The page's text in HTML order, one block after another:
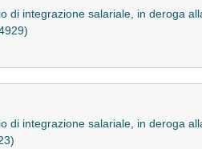
di integrazione salariale, in deroga
di integrazione salariale, in deroga